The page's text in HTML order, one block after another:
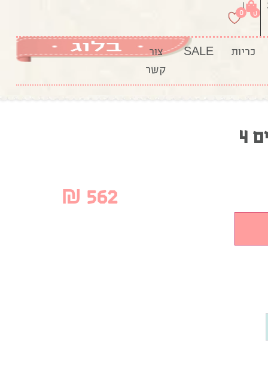
0
|
0
כריות SALE
צור
קשר
4
₪ 562